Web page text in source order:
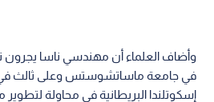
وأضاف العلماء أن مهندسي ناسا يجرون
في جامعة ماساتشوستس وعلى ثالث في
إسكوتلندا البريطانية في محاولة